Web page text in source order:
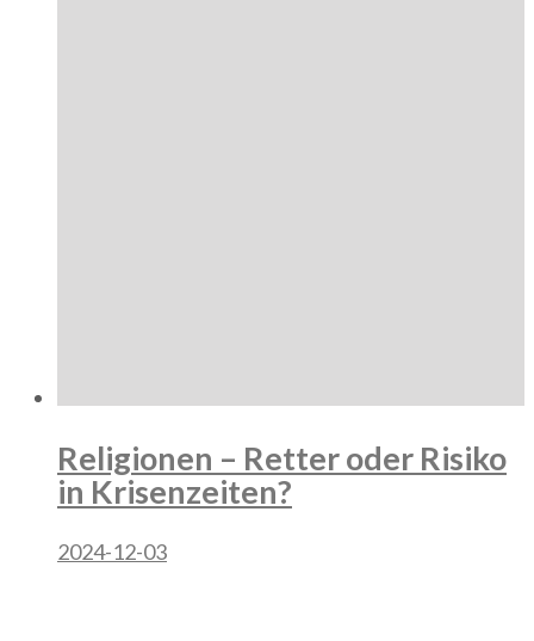
Religionen – Retter oder Risiko
in Krisenzeiten?
2024-12-03